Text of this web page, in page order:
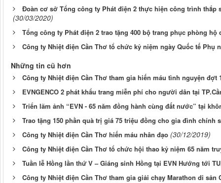
Đoàn cơ sở Tổng công ty Phát điện 2 thực hiện công trình
(30/03/2020)
Tổng công ty Phát điện 2 trao tặng 400 bộ trang phục phòng hộ
Công ty Nhiệt điện Cần Thơ tổ chức kỷ niệm ngày Quốc tế Phụ
Những tin cũ hơn
Công ty Nhiệt điện Cần Thơ tham gia hiến máu tình nguyện đợt
EVNGENCO 2 phát khẩu trang miễn phí cho người dân tại
Triển lãm ảnh “EVN - 65 năm đồng hành cùng đất nước” tại
Trao tặng 150 phần quà trị giá 75 triệu đồng cho gia đình chính
Công ty Nhiệt điện Cần Thơ hiến máu nhân đạo (30/12/2019)
Công ty Nhiệt điện Cần Thơ tổ chức hội thao kỷ niệm 65 năm
Tuần lễ Hồng lần thứ V – Giáng sinh Hồng tại EVN Hướng tới
Công ty Nhiệt điện Cần Thơ tham gia giải chạy Marathon di sản